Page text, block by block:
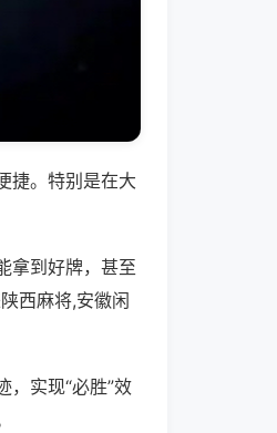
捷。特别是在大
拿到好牌，甚至
西麻将,安徽闲
，实现“必胜”效